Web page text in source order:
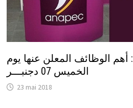
أهم الوظائف المعلن عنها يوم
الخميس 07 دجنبـــر
23 mai 2018